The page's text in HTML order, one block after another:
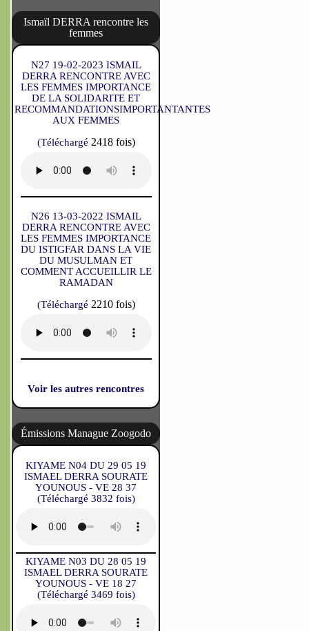
Ismaïl DERRA rencontre les
femmes
N27 19-02-2023 ISMAIL
DERRA RENCONTRE AVEC
LES FEMMES IMPORTANCE
DE LA SOLIDARITE ET
RECOMMANDATIONSIMPORTANTANTES
AUX FEMMES
(Téléchargé 2418 fois)
N26 13-03-2022 ISMAIL
DERRA RENCONTRE AVEC
LES FEMMES IMPORTANCE
DU ISTIGFAR DANS LA VIE
DU MUSULMAN ET
COMMENT ACCUEILLIR LE
RAMADAN
(Téléchargé 2210 fois)
Voir les autres rencontres
Émissions Manague Zoogodo
KIYAME N04 DU 29 05 19
ISMAEL DERRA SOURATE
YOUNOUS - VE 28 37
(Téléchargé 3832 fois)
KIYAME N03 DU 28 05 19
ISMAEL DERRA SOURATE
YOUNOUS - VE 18 27
(Téléchargé 3469 fois)